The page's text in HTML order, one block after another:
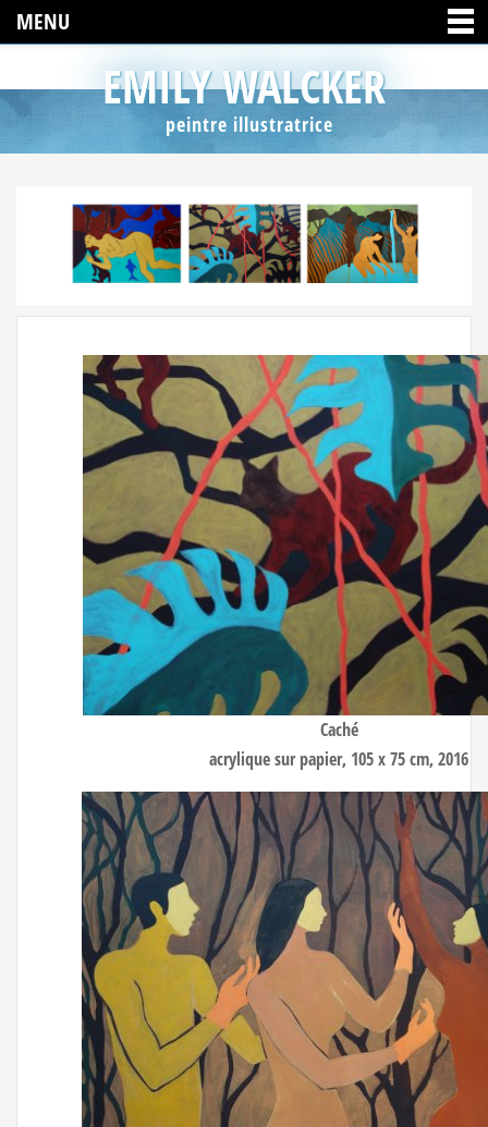
MENU
EMILY WALCKER
peintre illustratrice
Caché
acrylique sur papier, 105 x 75 cm, 2016